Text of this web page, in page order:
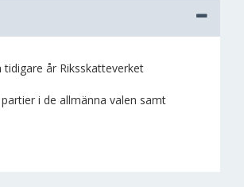
år Riksskatteverket
i de allmänna valen samt